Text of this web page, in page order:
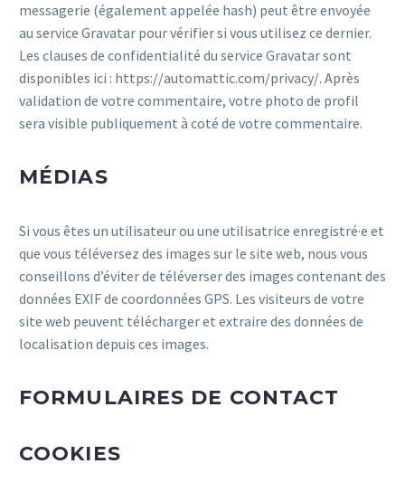
messagerie (également appelée hash) peut être envoyée
au service Gravatar pour vérifier si vous utilisez ce dernier.
Les clauses de confidentialité du service Gravatar sont
disponibles ici : https://automattic.com/privacy/. Après
validation de votre commentaire, votre photo de profil
sera visible publiquement à coté de votre commentaire.
MÉDIAS
Si vous êtes un utilisateur ou une utilisatrice enregistré·e et
que vous téléversez des images sur le site web, nous vous
conseillons d’éviter de téléverser des images contenant des
données EXIF de coordonnées GPS. Les visiteurs de votre
site web peuvent télécharger et extraire des données de
localisation depuis ces images.
FORMULAIRES DE CONTACT
COOKIES